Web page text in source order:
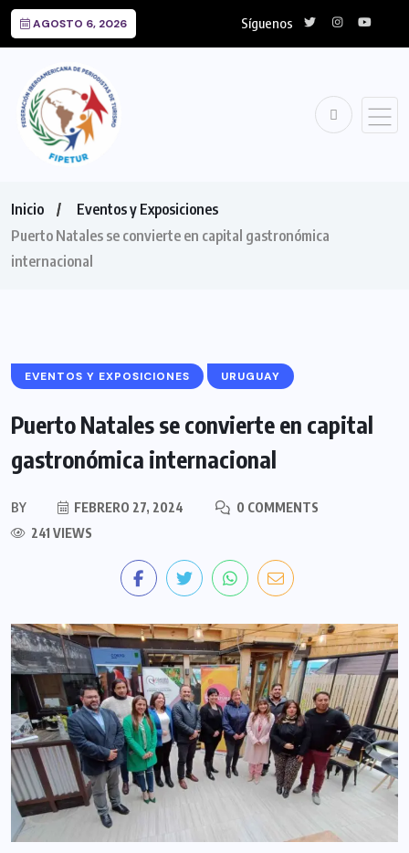
AGOSTO 6, 2026 Síguenos
Inicio
Eventos y Exposiciones
Puerto Natales se convierte en capital gastronómica
internacional
EVENTOS Y EXPOSICIONES URUGUAY
Puerto Natales se convierte en capital
gastronómica internacional
BY FEBRERO 27, 2024
0 COMMENTS
241 VIEWS